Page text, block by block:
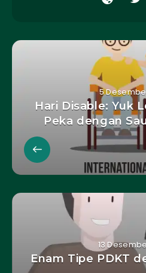
5
Hari Disable: Yuk
Peka dengan
13
Enam Tipe PDKT